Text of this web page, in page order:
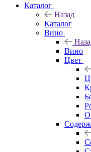
Каталог
Назад
Каталог
Вино
Вино
Цвет